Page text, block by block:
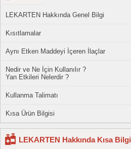
LEKARTEN Hakkında Genel Bilgi
Kısıtlamalar
Aynı Etken Maddeyi İçeren İlaçlar
Nedir ve Ne İçin Kullanılır ?
Yan Etkileri Nelerdir ?
Kullanma Talimatı
Kısa Ürün Bilgisi
LEKARTEN Hakkında Kısa Bilgi